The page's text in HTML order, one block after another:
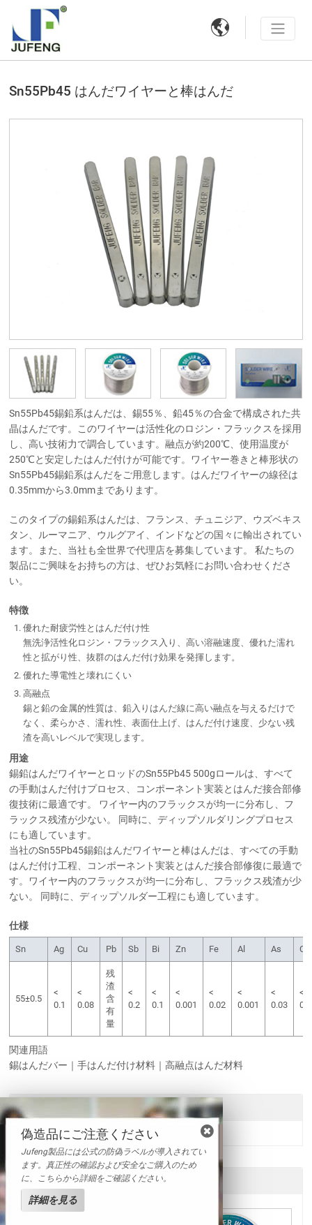

Sn55Pb45 はんだワイヤーと棒はんだ
Sn55Pb45錫鉛系はんだは、錫55％、鉛45％の合金で構成された共
晶はんだです。このワイヤーは活性化のロジン・フラックスを採用
し、高い技術力で調合しています。融点が約200℃、使用温度が
250℃と安定したはんだ付けが可能です。ワイヤー巻きと棒形状の
Sn55Pb45錫鉛系はんだをご用意します。はんだワイヤーの線径は
0.35mmから3.0mmまであります。
このタイプの錫鉛系はんだは、フランス、チュニジア、ウズベキス
タン、ルーマニア、ウルグアイ、インドなどの国々に輸出されてい
ます。また、当社も全世界で代理店を募集しています。 私たちの
製品にご興味をお持ちの方は、ぜひお気軽にお問い合わせくださ
い。
特徴
優れた耐疲労性とはんだ付け性
無洗浄活性化ロジン・フラックス入り、高い溶融速度、優れた濡れ
性と拡がり性、抜群のはんだ付け効果を発揮します。
優れた導電性と壊れにくい
高融点
錫と鉛の金属的性質は、鉛入りはんだ線に高い融点を与えるだけで
なく、柔らかさ、濡れ性、表面仕上げ、はんだ付け速度、少ない残
渣を高いレベルで実現します。
用途
錫鉛はんだワイヤーとロッドのSn55Pb45 500gロールは、すべて
の手動はんだ付けプロセス、コンポーネント実装とはんだ接合部修
復技術に最適です。 ワイヤー内のフラックスが均一に分布し、フ
ラックス残渣が少ない。 同時に、ディップソルダリングプロセス
にも適しています。
当社のSn55Pb45錫鉛はんだワイヤーと棒はんだは、すべての手動
はんだ付け工程、コンポーネント実装とはんだ接合部修復に最適で
す。ワイヤー内のフラックスが均一に分布し、フラックス残渣が少
ない。 同時に、ディップソルダー工程にも適しています。
仕様
Sn Ag Cu Pb Sb Bi Zn Fe Al As Cd
55±0.5
<
0.1
<
0.08
残
渣
含
有
量
<
0.2
<
0.1
<
0.001
<
0.02
<
0.001
<
0.03
<
関連用語
錫はんだバー｜手はんだ付け材料｜高融点はんだ材料
送信
他の製品
偽造品にご注意ください
Jufeng製品には公式の防偽ラベルが導入されてい
ます。真正性の確認および安全なご購入のため
に、こちらから詳細をご確認ください。
詳細を見る